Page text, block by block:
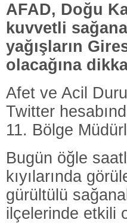
AFAD, Doğu
kuvvetli
yağışların
olacağına
Afet ve Acil
Twitter
11. Bölge
Bugün öğle
kıyılarında
gürültülü
ilçelerinde etkili